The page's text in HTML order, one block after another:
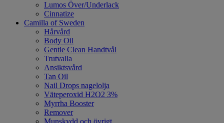
Lumos Över/Underlack
Cinnatize
Camilla of Sweden
Hårvård
Body Oil
Gentle Clean Handtvål
Trutvalla
Ansiktsvård
Tan Oil
Nail Drops nagelolja
Väteperoxid H2O2 3%
Myrrha Booster
Remover
Munskydd och övrigt